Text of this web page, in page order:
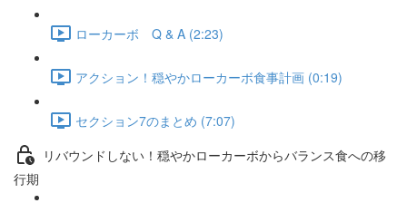
ローカーボ Q & A (2:23)
アクション！穏やかローカーボ食事計画 (0:19)
セクション7のまとめ (7:07)
リバウンドしない！穏やかローカーボからバランス食への移
行期